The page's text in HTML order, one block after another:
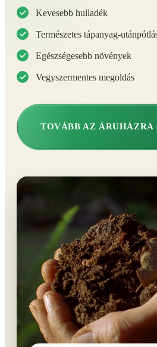
Kevesebb hulladék
Természetes tápanyag-
Egészségesebb növények
Vegyszermentes megoldás
TOVÁBB AZ ÁRUHÁZRA